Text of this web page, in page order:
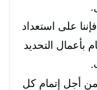
على استعداد
بأعمال التحديد
أجل إتمام كل